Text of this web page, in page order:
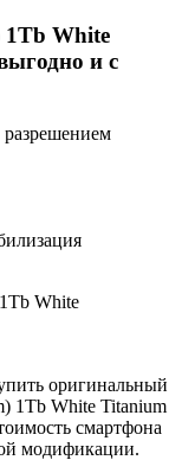
1Tb White
и с
оригинальный
1Tb White Titanium
смартфона
модификации.